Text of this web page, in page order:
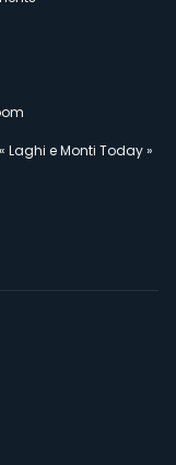
Laghi e Monti Today »